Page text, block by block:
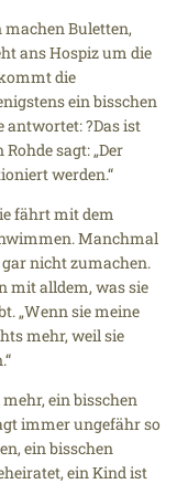
Buletten,
ans Hospiz um die
die
ein bisschen
antwortet: ?Das ist
sagt: „Der
werden.“
fährt mit dem
Manchmal
nicht zumachen.
mit alldem, was sie
„Wenn sie meine
mehr, weil sie
ein bisschen
immer ungefähr so
ein bisschen
ein Kind ist